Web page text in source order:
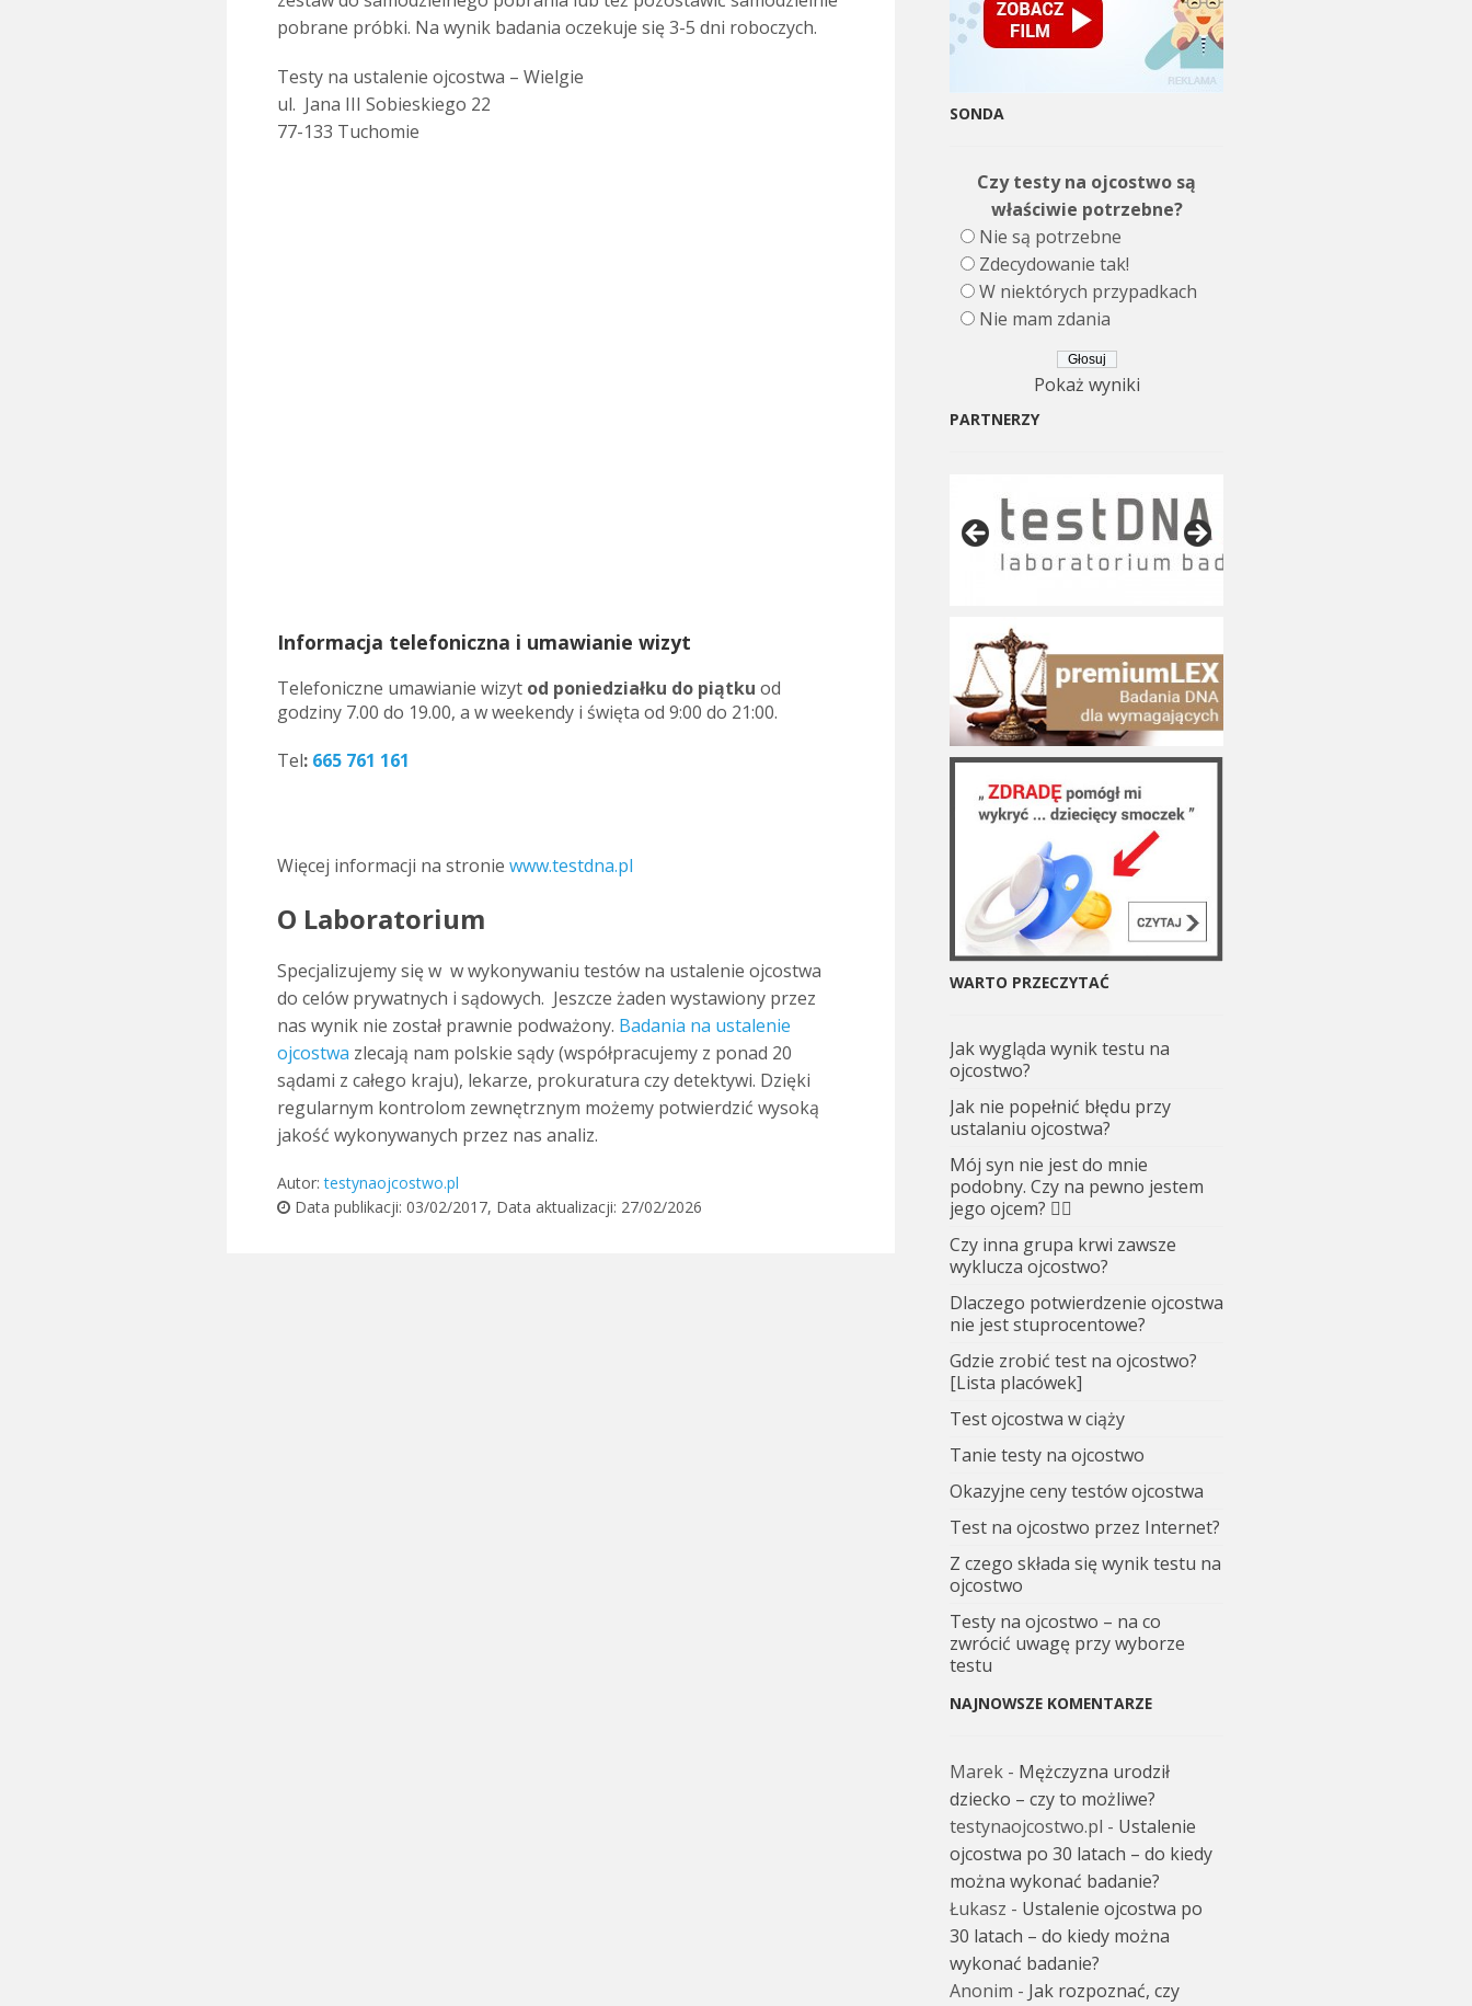
pobrane próbki. Na wynik badania oczekuje się 3-5 dni roboczych.
Testy na ustalenie ojcostwa – Wielgie
ul. Jana III Sobieskiego 22
77-133 Tuchomie
Informacja telefoniczna i umawianie wizyt
Telefoniczne umawianie wizytod poniedziałku do piątku od
godziny 7.00 do 19.00, a w weekendy i święta od 9:00 do 21:00.
Tel: 665 761 161
Więcej informacji na stronie www.testdna.pl
O Laboratorium
Specjalizujemy się w w wykonywaniu testów na ustalenie ojcostwa
do celów prywatnych i sądowych. Jeszcze żaden wystawiony przez
nas wynik nie został prawnie podważony. Badania na ustalenie
ojcostwa zlecają nam polskie sądy (współpracujemy z ponad 20
sądami z całego kraju), lekarze, prokuratura czy detektywi. Dzięki
regularnym kontrolom zewnętrznym możemy potwierdzić wysoką
jakość wykonywanych przez nas analiz.
Autor:testynaojcostwo.pl
Data publikacji: 03/02/2017, Data aktualizacji: 27/02/2026
SONDA
Czy testy na ojcostwo są
właściwie potrzebne?
Nie są potrzebne
Zdecydowanie tak!
W niektórych przypadkach
Nie mam zdania
Pokaż wyniki
PARTNERZY
WARTO PRZECZYTAĆ
Jak wygląda wynik testu na
ojcostwo?
Jak nie popełnić błędu przy
ustalaniu ojcostwa?
Mój syn nie jest do mnie
podobny. Czy na pewno jestem
jego ojcem? 🤷‍♂️
Czy inna grupa krwi zawsze
wyklucza ojcostwo?
Dlaczego potwierdzenie ojcostwa
nie jest stuprocentowe?
Gdzie zrobić test na ojcostwo?
[Lista placówek]
Test ojcostwa w ciąży
Tanie testy na ojcostwo
Okazyjne ceny testów ojcostwa
Test na ojcostwo przez Internet?
Z czego składa się wynik testu na
ojcostwo
Testy na ojcostwo – na co
zwrócić uwagę przy wyborze
testu
NAJNOWSZE KOMENTARZE
Marek - Mężczyzna urodził
dziecko – czy to możliwe?
testynaojcostwo.pl - Ustalenie
ojcostwa po 30 latach – do kiedy
można wykonać badanie?
Łukasz - Ustalenie ojcostwa po
30 latach – do kiedy można
wykonać badanie?
Anonim - Jak rozpoznać, czy